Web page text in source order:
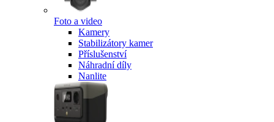
Foto a video
Kamery
Stabilizátory kamer
Příslušenství
Náhradní díly
Nanlite